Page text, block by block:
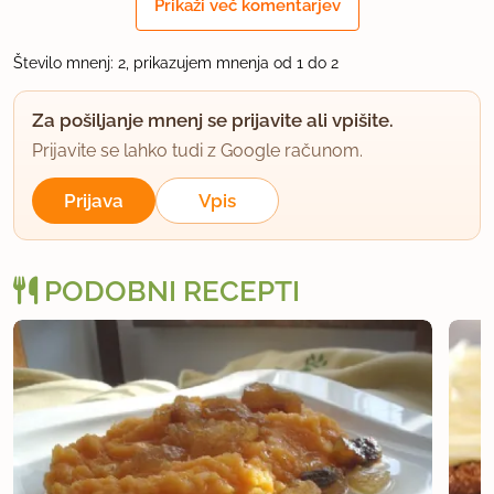
Je pa z pirejem dosti manj dela kot z prejšnjim na
Zelo sem zadovoljna z tem pirejem.
lp
uporabno
28.9.2015 ob 19:00
Zelo enostavno in praktično. Takoj sem uporabila
pire tudi za pecivo - zelo pohvaljeno.
uporabno
Prikaži več komentarjev
Število mnenj: 2, prikazujem mnenja od 1 do 2
Za pošiljanje mnenj se prijavite ali vpišite.
Prijavite se lahko tudi z Google računom.
Prijava Vpis
PODOBNI RECEPTI